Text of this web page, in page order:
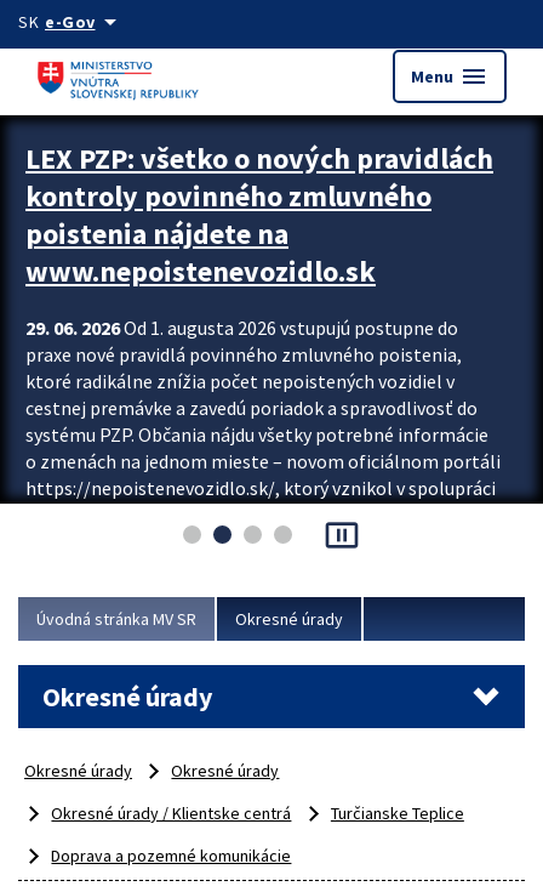
Preskocit na hlavný obsah
SK e-Govarrow_drop_down
Menu menu
Zastavit automatický posun upútavok
LEX PZP: všetko o nových pravidlách
kontroly povinného zmluvného
poistenia nájdete na
www.nepoistenevozidlo.sk
29. 06. 2026Od 1. augusta 2026 vstupujú postupne do
praxe nové pravidlá povinného zmluvného poistenia,
ktoré radikálne znížia počet nepoistených vozidiel v
cestnej premávke a zavedú poriadok a spravodlivosť do
systému PZP. Občania nájdu všetky potrebné informácie
o zmenách na jednom mieste – novom oficiálnom portáli
https://nepoistenevozidlo.sk/, ktorý vznikol v spolupráci
asociácie poisťovní (SLASPO) a Ministerstva vnútra SR.
Viac
pause_presentation
Úvodná stránka MV SR Okresné úrady
Okresné úrady
Okresné úrady
Okresné úrady
Okresné úrady / Klientske centrá
Turčianske Teplice
Doprava a pozemné komunikácie